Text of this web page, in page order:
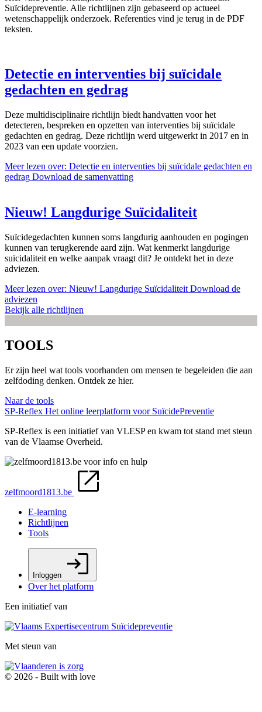
Suïcidepreventie. Alle richtlijnen zijn gebaseerd op actueel
wetenschappelijk onderzoek. Referenties vind je terug in de PDF
teksten.
Detectie en interventies bij suïcidale
gedachten en gedrag
Deze multidisciplinaire richtlijn biedt handvatten voor het
detecteren, bespreken en opzetten van interventies bij suïcidale
gedachten en gedrag. Deze richtlijn werd uitgewerkt in 2017 en in
2023 van een update voorzien.
Meer lezen over: Detectie en interventies bij suïcidale gedachten en
gedrag Download de samenvatting
Nieuw! Langdurige Suïcidaliteit
Suïcidegedachten kunnen soms langdurig aanhouden en pogingen
kunnen van terugkerende aard zijn. Wat kenmerkt langdurige
suïcidaliteit en welke aanpak vraagt dit? Je ontdekt het in deze
adviezen.
Meer lezen over: Nieuw! Langdurige Suïcidaliteit Download de
adviezen
Bekijk alle richtlijnen
TOOLS
Er zijn heel wat tools voorhanden om mensen te begeleiden die aan
zelfdoding denken. Ontdek ze hier.
Naar de tools
SP-Reflex Het online leerplatform voor SuïcidePreventie
SP-Reflex is een initiatief van VLESP en kwam tot stand met steun
van de Vlaamse Overheid.
zelfmoord1813.be
E-learning
Richtlijnen
Tools
Inloggen
Over het platform
Een initiatief van
Met steun van
© 2026 - Built with love